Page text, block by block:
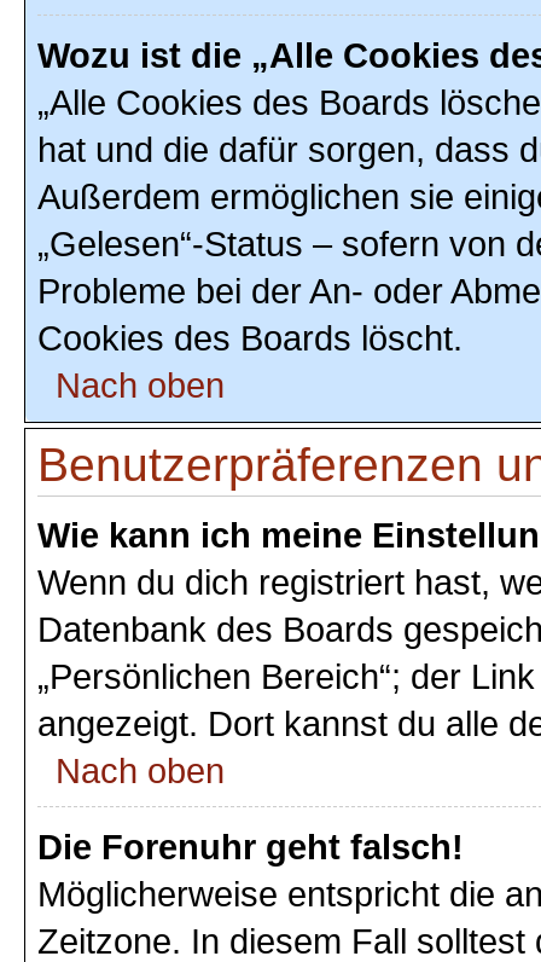
Wozu ist die „Alle Cookies
„Alle Cookies des Boards
hat und die dafür sorgen, dass
Außerdem ermöglichen sie
„Gelesen“-Status – sofern von
Probleme bei der An- oder
Cookies des Boards löscht.
Nach oben
Benutzerpräferenzen
Wie kann ich meine
Wenn du dich registriert hast,
Datenbank des Boards
„Persönlichen Bereich“; der
angezeigt. Dort kannst du alle
Nach oben
Die Forenuhr geht falsch!
Möglicherweise entspricht die
Zeitzone. In diesem Fall solltest